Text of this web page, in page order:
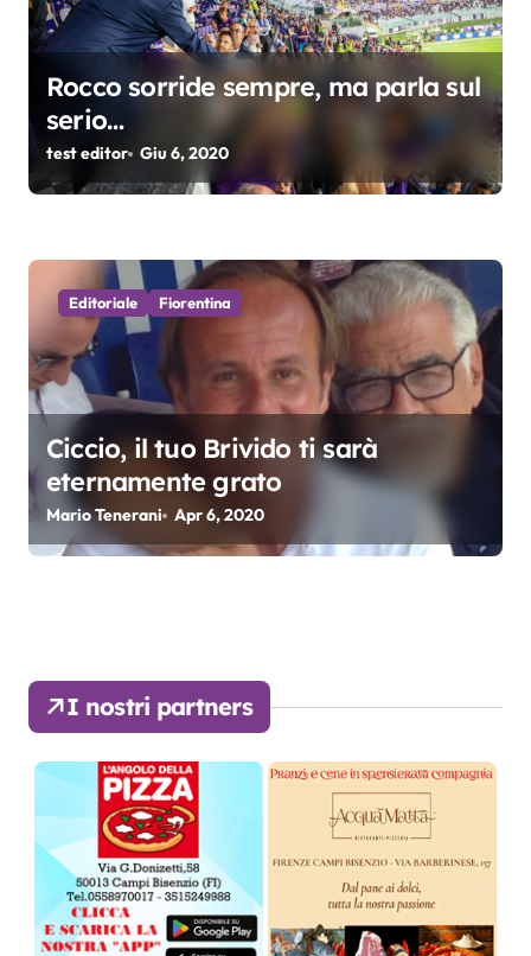
l
Rocco sorride sempre, ma parla sul
serio…
test editor Giu 6, 2020
Editoriale Fiorentina
Ciccio, il tuo Brivido ti sarà
eternamente grato
Mario Tenerani Apr 6, 2020
I nostri partners